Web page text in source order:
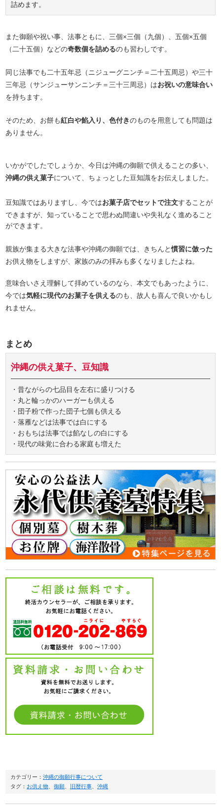
詰めます。
また御願や祝い事、法事ともに、三個×三個（九個）、五個×五個
（二十五個）などの奇数個を詰めるのも習わしです。
同じ法事でも二十五年忌（ニジューグニンチ＝二十五周忌）や三十
三年忌（サンジューサンニンチ＝三十三周忌）はお祝いの意味合い
を持ちます。
そのため、お餅も紅白や餡入り、色付きのものを用意しても問題は
ありません。
いかがでしたでしょうか、今日は沖縄の御願で供えることの多い、
沖縄の供え菓子について、ちょっとした豆知識をお伝えしました。
豆知識ではありますし、今ではお菓子店でセットで注文することが
できますが、知っていることで思わぬ間違いや失礼なく進めること
ができます。
親族が集まる大きな法事や沖縄の御願では、きちんと慣習に倣った
お供え物をしますが、家族のみの拝みも多くなりましたよね。
意味合いさえ理解して拝めているのなら、本文でもあったように、
今では気軽に現代のお菓子を供えるのも、故人も喜んで良いかもし
れません。
まとめ
沖縄の供え菓子、豆知識
・昔ながらの七品目を左右に盛りつける
・丸と輪っかのハーガーも供える
・団子粉で作った団子七個も供える
・落雁などは法事では白にする
・おもちは法事では餡なしの白にする
・現代の味覚に合わる家庭も増えた
カテゴリー：沖縄の御願行事について
タグ： お供え物 、御願 旧暦行事 、沖縄